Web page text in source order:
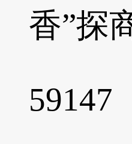
香”探
59147